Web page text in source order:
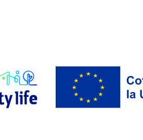
LAIF city Life